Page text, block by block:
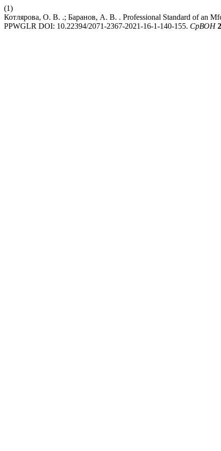
(1)
Котлярова, О. В. .; Баранов, А. В. . Professional Standard of an
PPWGLR DOI: 10.22394/2071-2367-2021-16-1-140-155. СрВОН